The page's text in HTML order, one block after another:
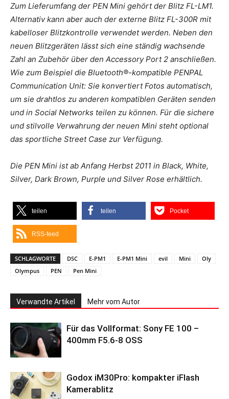
Zum Lieferumfang der PEN Mini gehört der Blitz FL-LM1.
Alternativ kann aber auch der externe Blitz FL-300R mit
kabelloser Blitzkontrolle verwendet werden. Neben den
neuen Blitzgeräten lässt sich eine ständig wachsende
Zahl an Zubehör über den Accessory Port 2 anschließen.
Wie zum Beispiel die Bluetooth®-kompatible PENPAL
Communication Unit: Sie konvertiert Fotos automatisch,
um sie drahtlos zu anderen kompatiblen Geräten senden
und in Social Networks teilen zu können. Für die sichere
und stilvolle Verwahrung der neuen Mini steht optional
das sportliche Street Case zur Verfügung.
Die PEN Mini ist ab Anfang Herbst 2011 in Black, White,
Silver, Dark Brown, Purple und Silver Rose erhältlich.
teilen teilen Pocket
RSS-feed
SCHLAGWORTE DSC E-PM1 E-PM1 Mini evil Mini
Oly
Olympus
PEN Pen Mini
Verwandte Artikel Mehr vom Autor
Für das Vollformat: Sony FE 100 –
400mm F5.6-8 OSS
Godox iM30Pro: kompakter iFlash
Kamerablitz